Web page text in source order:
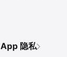
App 隐私